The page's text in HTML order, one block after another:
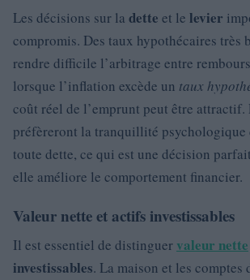
Les décisions sur la dette et le levier
compromis. Des taux hypothécaires très
rendre difficile l’arbitrage entre
lorsque l’inflation excède un taux
coût réel de l’emprunt peut être attractif.
préfèreront la tranquillité psychologique
toute dette, ce qui est une décision
elle améliore le comportement financier.
Valeur nette et actifs investissables
Il est essentiel de distinguer valeur nette
investissables. La maison et les comptes